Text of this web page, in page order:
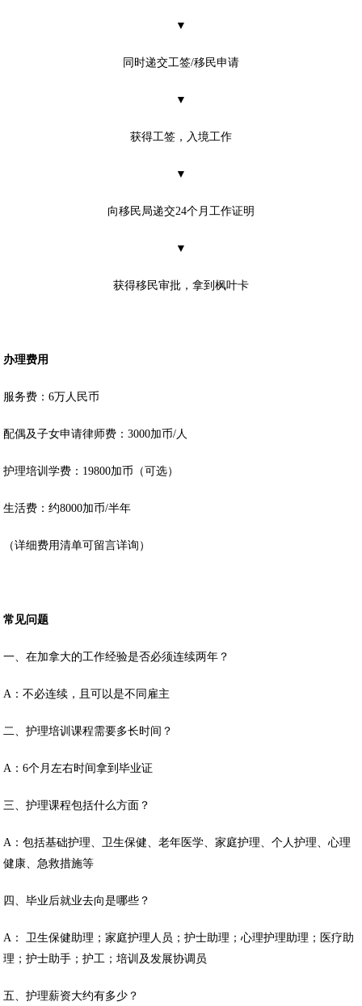
▼
同时递交工签/移民申请
▼
获得工签，入境工作
▼
向移民局递交24个月工作证明
▼
获得移民审批，拿到枫叶卡
办理费用
服务费：6万人民币
配偶及子女申请律师费：3000加币/人
护理培训学费：19800加币（可选）
生活费：约8000加币/半年
（详细费用清单可留言详询）
常见问题
一、在加拿大的工作经验是否必须连续两年？
A：不必连续，且可以是不同雇主
二、护理培训课程需要多长时间？
A：6个月左右时间拿到毕业证
三、护理课程包括什么方面？
A：包括基础护理、卫生保健、老年医学、家庭护理、个人护理、心理
健康、急救措施等
四、毕业后就业去向是哪些？
A： 卫生保健助理；家庭护理人员；护士助理；心理护理助理；医疗助
理；护士助手；护工；培训及发展协调员
五、护理薪资大约有多少？